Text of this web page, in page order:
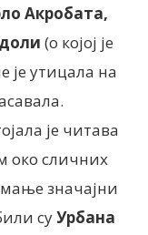
Акробата,
(о којој је
је утицала на
је читава
око сличних
значајни
суУрбана